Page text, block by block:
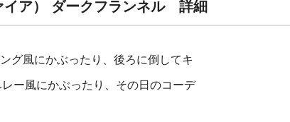
イア） ダークフランネル 詳細
グ風にかぶったり、後ろに倒してキ
ー風にかぶったり、その日のコーデ